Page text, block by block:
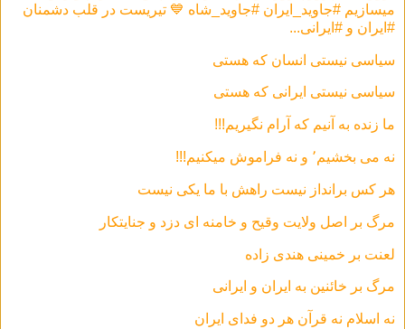
میسازیم #جاوید_ایران #جاوید_شاه 💙 تیریست در قلب دشمنان
#ایران و #ایرانی...
سیاسی نیستی انسان که هستی
سیاسی نیستی ایرانی که هستی
ما زنده به آنیم که آرام نگیریم!!!
نه می بخشیم٬ و نه فراموش میکنیم!!!
هر كس برانداز نيست راهش با ما يكی نيست
مرگ بر اصل ولايت وقيح و خامنه ای دزد و جنايتكار
لعنت بر خمينی هندی زاده
مرگ بر خائنين به ايران و ايرانی
نه اسلام نه قرآن هر دو فدای ایران